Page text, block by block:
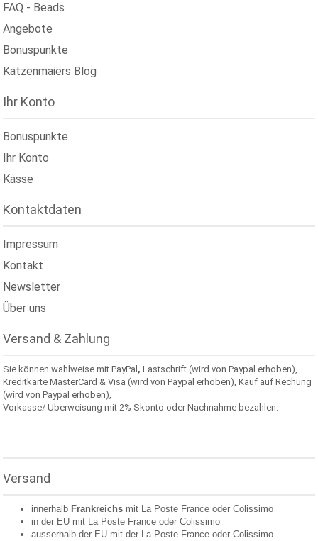
FAQ - Beads
Angebote
Bonuspunkte
Katzenmaiers Blog
Ihr Konto
Bonuspunkte
Ihr Konto
Kasse
Kontaktdaten
Impressum
Kontakt
Newsletter
Über uns
Versand & Zahlung
Sie können wahlweise mit PayPal ,Lastschrift (wird von Paypal erhoben),
Kreditkarte MasterCard & Visa (wird von Paypal erhoben), Kauf auf Rechung
(wird von Paypal erhoben),
Vorkasse/ Überweisung mit 2% Skonto oder Nachnahme bezahlen.
Versand
innerhalb Frankreichs mit La Poste France oderColissimo
in der EU mit La Poste France oderColissimo
ausserhalb der EU mit der La Poste France oderColissimo